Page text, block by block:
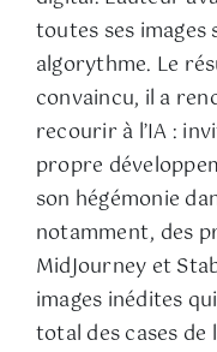
toutes ses images
algorythme. Le
convaincu, il a
recourir à l’IA :
propre
son hégémonie
notamment, des
MidJourney et
images inédites
total des cases de